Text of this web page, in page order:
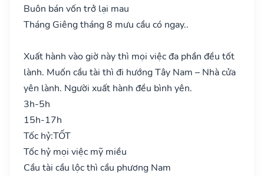
Buôn bán vốn trở lại mau
Tháng Giêng tháng 8 mưu cầu có ngay..
Xuất hành vào giờ này thì mọi việc đa phần đều tốt
lành. Muốn cầu tài thì đi hướng Tây Nam – Nhà cửa
yên lành. Người xuất hành đều bình yên.
3h-5h
15h-17h
Tốc hỷ:TỐT
Tốc hỷ mọi việc mỹ miều
Cầu tài cầu lộc thì cầu phương Nam